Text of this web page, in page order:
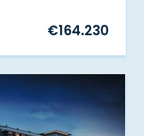
€164.230